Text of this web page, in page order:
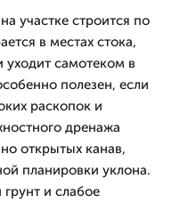
участке строится по
в местах стока,
самотеком в
полезен, если
раскопок и
дренажа
открытых канав,
планировки уклона.
и слабое